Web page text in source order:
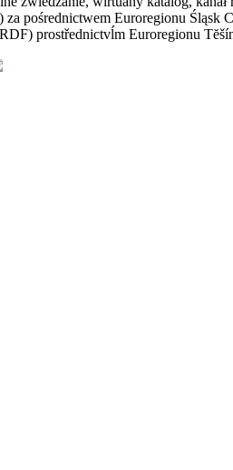
pośrednictwem Euroregionu Śląsk
prostřednictvĺm Euroregionu